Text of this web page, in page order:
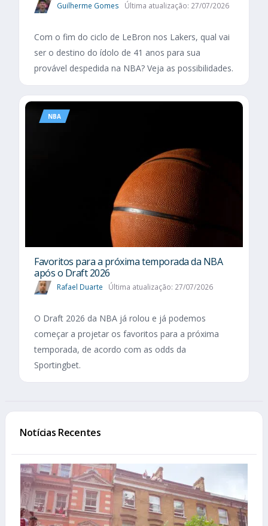
Guilherme Gomes Última atualização: 27/07/2026
Com o fim do ciclo de LeBron nos Lakers, qual vai
ser o destino do ídolo de 41 anos para sua
provável despedida na NBA? Veja as possibilidades.
NBA
Favoritos para a próxima temporada da NBA
após o Draft 2026
Rafael Duarte Última atualização: 27/07/2026
O Draft 2026 da NBA já rolou e já podemos
começar a projetar os favoritos para a próxima
temporada, de acordo com as odds da
Sportingbet.
Notícias Recentes